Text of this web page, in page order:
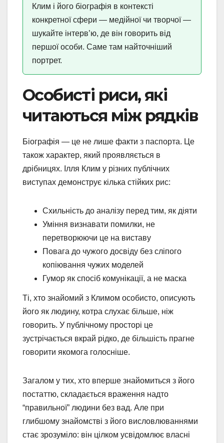
Клим і його біографія в контексті
конкретної сфери — медійної чи творчої —
шукайте інтерв’ю, де він говорить від
першої особи. Саме там найточніший
портрет.
Особисті риси, які
читаються між рядків
Біографія — це не лише факти з паспорта. Це
також характер, який проявляється в
дрібницях. Ілля Клим у різних публічних
виступах демонструє кілька стійких рис:
Схильність до аналізу перед тим, як діяти
Уміння визнавати помилки, не
перетворюючи це на виставу
Повага до чужого досвіду без сліпого
копіювання чужих моделей
Гумор як спосіб комунікації, а не маска
Ті, хто знайомий з Климом особисто, описують
його як людину, котра слухає більше, ніж
говорить. У публічному просторі це
зустрічається вкрай рідко, де більшість прагне
говорити якомога голосніше.
Загалом у тих, хто вперше знайомиться з його
постаттю, складається враження надто
“правильної” людини без вад. Але при
глибшому знайомстві з його висловлюваннями
стає зрозуміло: він цілком усвідомлює власні